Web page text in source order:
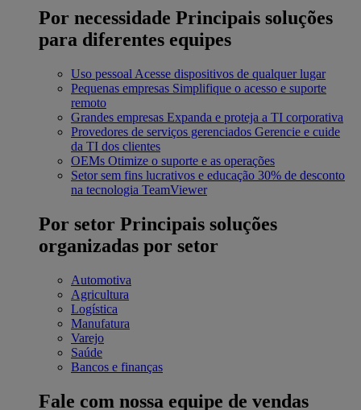
Por necessidade Principais soluções
para diferentes equipes
Uso pessoal Acesse dispositivos de qualquer lugar
Pequenas empresas Simplifique o acesso e suporte
remoto
Grandes empresas Expanda e proteja a TI corporativa
Provedores de serviços gerenciados Gerencie e cuide
da TI dos clientes
OEMs Otimize o suporte e as operações
Setor sem fins lucrativos e educação 30% de desconto
na tecnologia TeamViewer
Por setor Principais soluções
organizadas por setor
Automotiva
Agricultura
Logística
Manufatura
Varejo
Saúde
Bancos e finanças
Fale com nossa equipe de vendas